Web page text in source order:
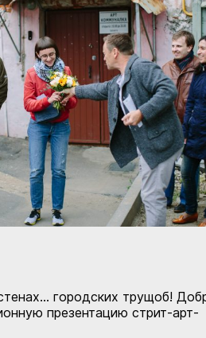
городских трущоб!
презентацию стрит-арт-